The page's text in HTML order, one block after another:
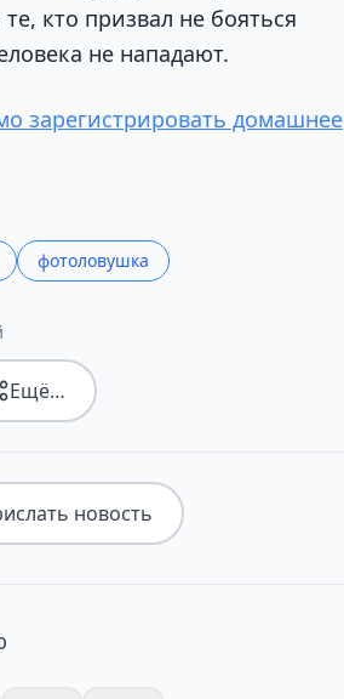
кто призвал не бояться
не нападают.
зарегистрировать домашнее
фотоловушка
Ещё…
новость